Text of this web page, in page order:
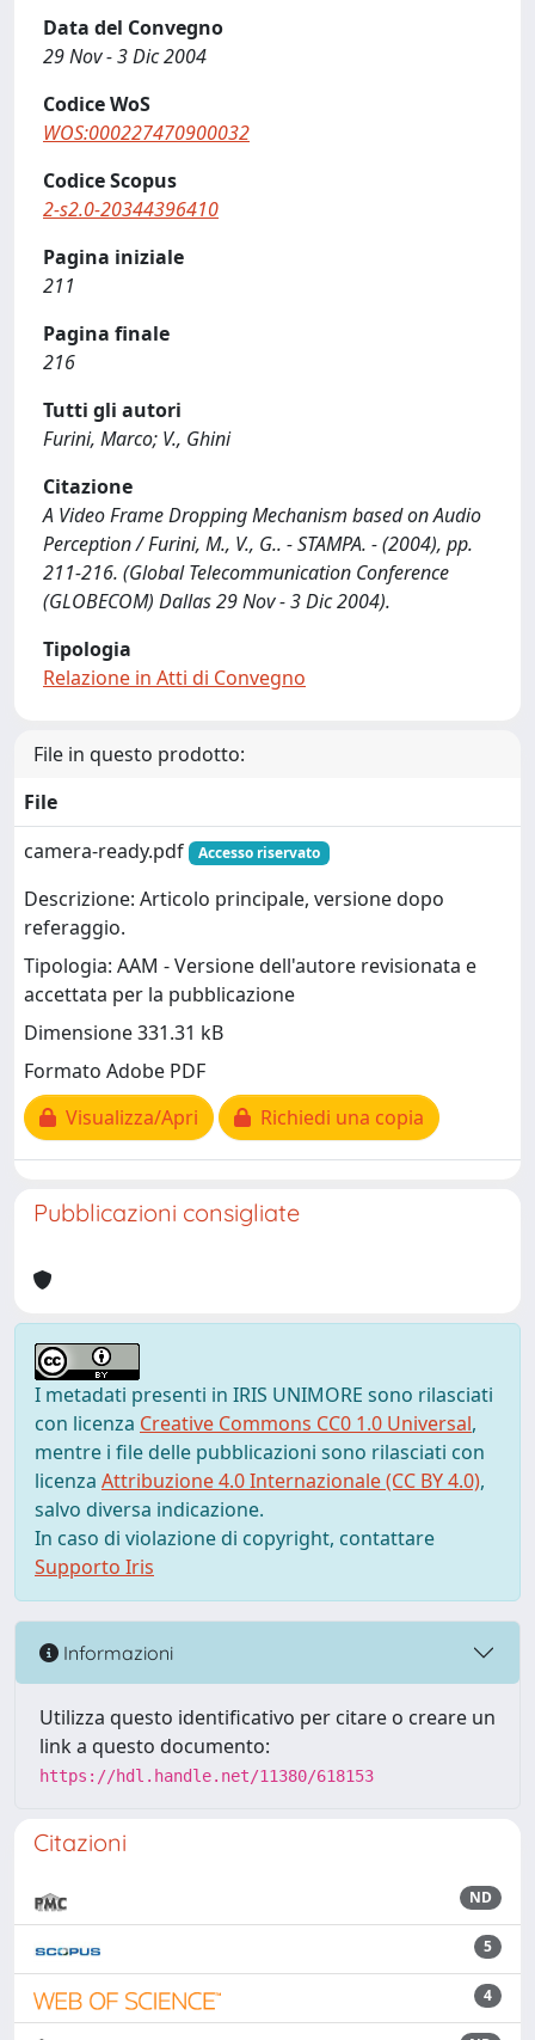
Data del Convegno
29 Nov - 3 Dic 2004
Codice WoS
WOS:000227470900032
Codice Scopus
2-s2.0-20344396410
Pagina iniziale
211
Pagina finale
216
Tutti gli autori
Furini, Marco; V., Ghini
Citazione
A Video Frame Dropping Mechanism based on Audio
Perception / Furini, M., V., G.. - STAMPA. - (2004), pp.
211-216. (Global Telecommunication Conference
(GLOBECOM) Dallas 29 Nov - 3 Dic 2004).
Tipologia
Relazione in Atti di Convegno
File in questo prodotto:
File
camera-ready.pdf
Accesso riservato
Descrizione: Articolo principale, versione dopo
referaggio.
Tipologia: AAM - Versione dell'autore revisionata e
accettata per la pubblicazione
Dimensione 331.31 kB
Formato Adobe PDF
Visualizza/Apri
Richiedi una copia
Pubblicazioni consigliate
I metadati presenti in IRIS UNIMORE sono rilasciati
con licenza Creative Commons CC0 1.0 Universal,
mentre i file delle pubblicazioni sono rilasciati con
licenza Attribuzione 4.0 Internazionale (CC BY 4.0),
salvo diversa indicazione.
In caso di violazione di copyright, contattare
Supporto Iris
Informazioni
Utilizza questo identificativo per citare o creare un
link a questo documento:
https://hdl.handle.net/11380/618153
Citazioni
ND
5
4